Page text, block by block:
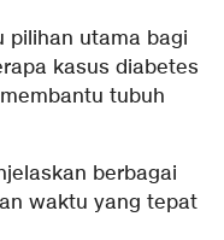
pilihan utama bagi
kasus diabetes
tubuh
berbagai
waktu yang tepat